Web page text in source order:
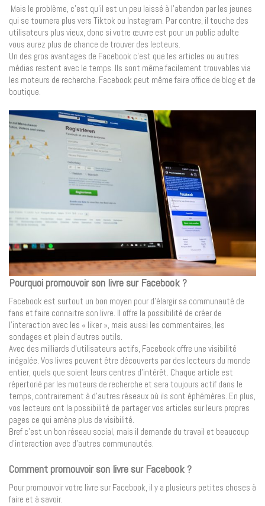
Mais le problème, c’est qu’il est un peu laissé à l’abandon par les jeunes
qui se tournera plus vers Tiktok ou Instagram. Par contre, il touche des
utilisateurs plus vieux, donc si votre œuvre est pour un public adulte
vous aurez plus de chance de trouver des lecteurs.
Un des gros avantages de Facebook c’est que les articles ou autres
médias restent avec le temps. Ils sont même facilement trouvables via
les moteurs de recherche. Facebook peut même faire office de blog et de
boutique.
Pourquoi promouvoir son livre sur Facebook ?
Facebook est surtout un bon moyen pour d’élargir sa communauté de
fans et faire connaitre son livre. Il offre la possibilité de créer de
l’interaction avec les « liker », mais aussi les commentaires, les
sondages et plein d’autres outils.
Avec des milliards d’utilisateurs actifs, Facebook offre une visibilité
inégalée. Vos livres peuvent être découverts par des lecteurs du monde
entier, quels que soient leurs centres d’intérêt. Chaque article est
répertorié par les moteurs de recherche et sera toujours actif dans le
temps, contrairement à d’autres réseaux où ils sont éphémères. En plus,
vos lecteurs ont la possibilité de partager vos articles sur leurs propres
pages ce qui amène plus de visibilité.
Bref c’est un bon réseau social, mais il demande du travail et beaucoup
d’interaction avec d’autres communautés.
Comment promouvoir son livre sur Facebook ?
Pour promouvoir votre livre sur Facebook, il y a plusieurs petites choses à
faire et à savoir.